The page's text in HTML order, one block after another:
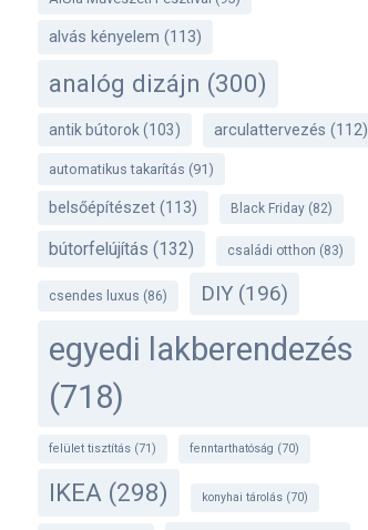
alvás kényelem (113)
analóg dizájn (300)
antik bútorok (103) arculattervezés (112)
automatikus takarítás (91)
belsőépítészet(113) Black Friday(82)
bútorfelújítás (132) családi otthon (83)
csendes luxus (86) DIY(196)
egyedi lakberendezés
(718)
felület tisztítás(71) fenntarthatóság (70)
IKEA (298) konyhai tárolás(70)